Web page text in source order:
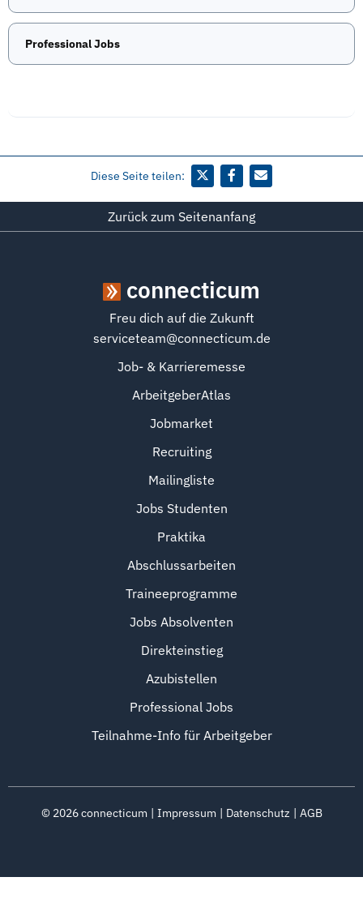
Professional Jobs
Diese Seite teilen:
Zurück zum Seitenanfang
connecticum
Freu dich auf die Zukunft
serviceteam@connecticum.de
Job- & Karrieremesse
ArbeitgeberAtlas
Jobmarket
Recruiting
Mailingliste
Jobs Studenten
Praktika
Abschlussarbeiten
Traineeprogramme
Jobs Absolventen
Direkteinstieg
Azubistellen
Professional Jobs
Teilnahme-Info für Arbeitgeber
© 2026connecticum Impressum Datenschutz AGB